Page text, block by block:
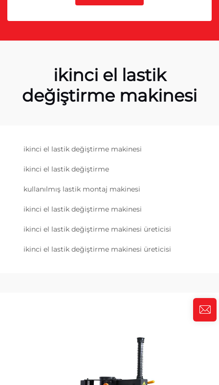
ikinci el lastik
değiştirme makinesi
ikinci el lastik değiştirme makinesi
ikinci el lastik değiştirme
kullanılmış lastik montaj makinesi
ikinci el lastik değiştirme makinesi
ikinci el lastik değiştirme makinesi üreticisi
ikinci el lastik değiştirme makinesi üreticisi